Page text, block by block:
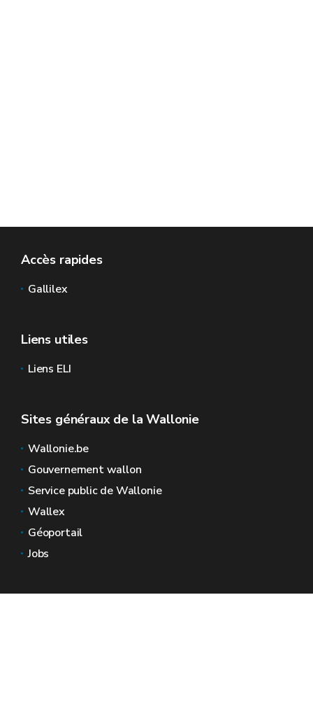
Accès rapides
Gallilex
Liens utiles
Liens ELI
Sites généraux de la Wallonie
Wallonie.be
Gouvernement wallon
Service public de Wallonie
Wallex
Géoportail
Jobs